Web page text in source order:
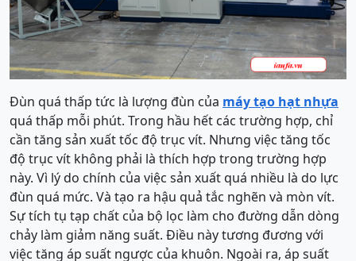
Đùn quá thấp tức là lượng đùn của máy tạo hạt nhựa
quá thấp mỗi phút. Trong hầu hết các trường hợp, chỉ
cần tăng sản xuất tốc độ trục vít. Nhưng việc tăng tốc
độ trục vít không phải là thích hợp trong trường hợp
này. Vì lý do chính của việc sản xuất quá nhiều là do lực
đùn quá mức. Và tạo ra hậu quả tắc nghẽn và mòn vít.
Sự tích tụ tạp chất của bộ lọc làm cho đường dẫn dòng
chảy làm giảm năng suất. Điều này tương đương với
việc tăng áp suất ngược của khuôn. Ngoài ra, áp suất